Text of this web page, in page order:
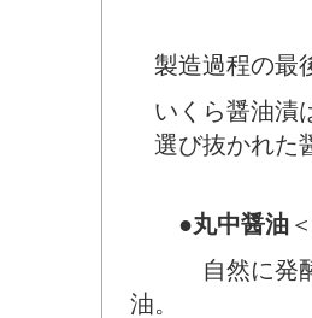
製造過程の最
いくら醤油漬
選び抜かれた
●丸中醤油
自然に発酵を
油。